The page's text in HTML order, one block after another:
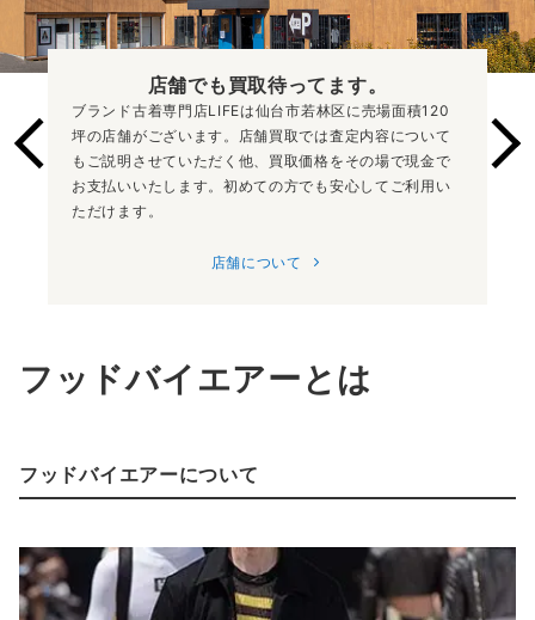
店舗でも買取待ってます。
ブランド古着専門店LIFEは仙台市若林区に売場面積120
坪の店舗がございます。店舗買取では査定内容について
もご説明させていただく他、買取価格をその場で現金で
お支払いいたします。初めての方でも安心してご利用い
ただけます。
店舗について
フッドバイエアーとは
フッドバイエアーについて